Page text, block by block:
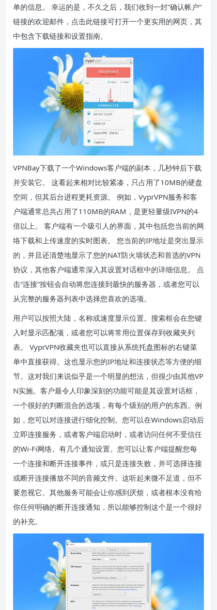
单的信息。 幸运的是，不久之后，我们收到一封“确认帐户”
链接的欢迎邮件，点击此链接可打开一个更实用的网页，其
中包含下载链接和设置指南。
VPNBay下载了一个Windows客户端的副本，几秒钟后下载
并安装它。 这看起来相对比较紧凑，只占用了10MB的硬盘
空间，但其后台进程更耗资源。 例如，VyprVPN服务和客
户端通常总共占用了110MB的RAM，是更轻量级IVPN的4
倍以上。 客户端有一个吸引人的界面，其中包括您当前的网
络下载和上传速度的实时图表。 您当前的IP地址是突出显示
的，并且还清楚地显示了您的NAT防火墙状态和首选的VPN
协议，其他客户端通常深入其设置对话框中的详细信息。 点
击“连接”按钮会自动将您连接到最快的服务器，或者您可以
从完整的服务器列表中选择您喜欢的选项。
用户可以按照大陆，名称或速度显示位置。搜索框会在您键
入时显示匹配项，或者您可以将常用位置保存到收藏夹列
表。 VyprVPN收藏夹也可以直接从系统托盘图标的右键菜
单中直接获得。这也显示您的IP地址和连接状态等方便的细
节。这对我们来说似乎是一个明显的想法，但很少由其他VP
N实施。客户最令人印象深刻的功能可能是其设置对话框，
一个很好的判断混合的选项，有每个级别的用户的东西。例
如，您可以对连接进行细化控制。您可以在Windows启动后
立即连接服务，或者客户端启动时，或者访问任何不受信任
的Wi-Fi网络。有几个通知设置。您可以让客户端提醒您每
一个连接和断开连接事件，或只是连接失败，并可选择连接
或断开连接播放不同的音频文件。这听起来微不足道，但不
要忽视它。其他服务可能会让你感到厌烦，或者根本没有给
你任何明确的断开连接通知，所以能够控制这个是一个很好
的补充。